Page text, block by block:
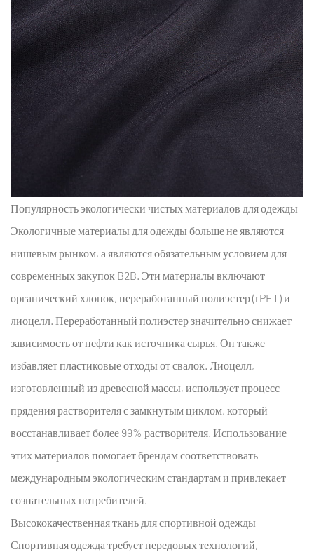
Популярность экологически чистых материалов для одежды
Экологичные материалы для одежды больше не являются
нишевым рынком, а являются обязательным условием для
современных закупок B2B. Эти материалы включают
органический хлопок, переработанный полиэстер (rPET) и
лиоцелл. Переработанный полиэстер значительно снижает
зависимость от нефти как источника сырья. Он также
избавляет пластиковые отходы от свалок. Лиоцелл,
изготовленный из древесной массы, использует процесс
прядения растворителя с замкнутым циклом, который
восстанавливает более 99% растворителя. Использование
этих материалов помогает брендам соответствовать
международным экологическим стандартам и привлекает
сознательных потребителей.
Высококачественная ткань для спортивной одежды
Спортивная одежда требует передовых технологий,